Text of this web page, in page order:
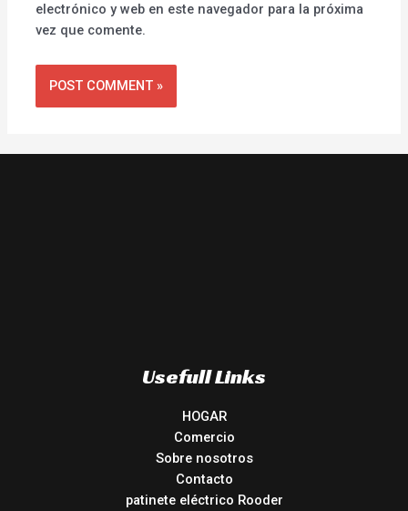
electrónico y web en este navegador para la próxima
vez que comente.
Usefull Links
HOGAR
Comercio
Sobre nosotros
Contacto
patinete eléctrico Rooder